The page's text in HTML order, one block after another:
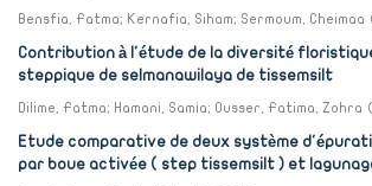
Bensfia, Fatma; Kernafia, Siham; Sermoum, Cheimaa
Contribution à l'étude de la diversité
steppique de selmanawilaya de tissemsilt
Dilime, Fatma; Hamani, Samia; Ousser, Fatima, Zohra (
Etude comparative de deux système
par boue activée ( step tissemsilt ) et